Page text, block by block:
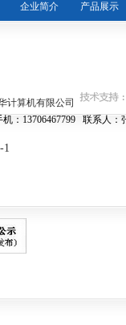
企业简介 产品展示
计算机有限公司
机：13706467799 联系人
1